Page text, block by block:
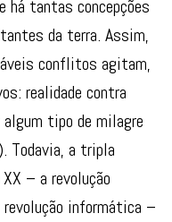
há tantas concepções
da terra. Assim,
conflitos agitam,
realidade contra
tipo de milagre
Todavia, a tripla
– a revolução
informática –